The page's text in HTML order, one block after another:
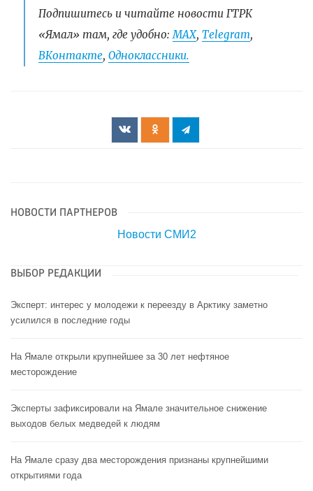
Подпишитесь и читайте новости ГТРК
«Ямал» там, где удобно: МАХ, Telegram,
ВКонтакте, Одноклассники.
НОВОСТИ ПАРТНЕРОВ
Новости СМИ2
ВЫБОР РЕДАКЦИИ
Эксперт: интерес у молодежи к переезду в Арктику заметно
усилился в последние годы
На Ямале открыли крупнейшее за 30 лет нефтяное
месторождение
Эксперты зафиксировали на Ямале значительное снижение
выходов белых медведей к людям
На Ямале сразу два месторождения признаны крупнейшими
открытиями года